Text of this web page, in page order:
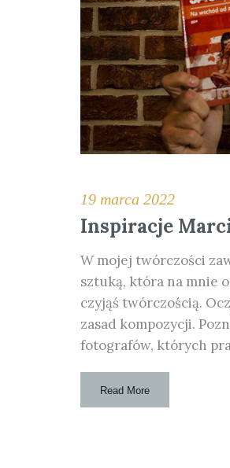
19 marca 2022
Inspiracje
W mojej twórczości
sztuką, która na mnie
czyjąś twórczością.
zasad kompozycji.
fotografów, których
Read More